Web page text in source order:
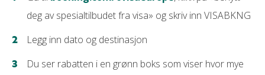
deg av spesialtilbudet fra visa» og skriv inn VISABKNG
Legg inn dato og destinasjon
Du ser rabatten i en grønn boks som viser hvor mye